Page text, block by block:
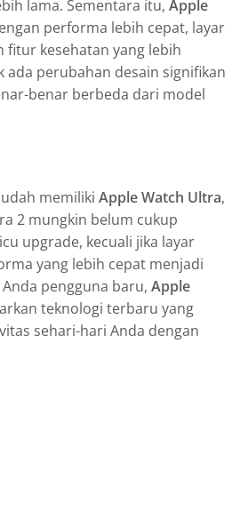
lama. Sementara itu, Apple
performa lebih cepat, layar
fitur kesehatan yang lebih
ada perubahan desain signifikan
benar berbeda dari model
memiliki Apple Watch Ultra,
2 mungkin belum cukup
upgrade, kecuali jika layar
yang lebih cepat menjadi
pengguna baru, Apple
teknologi terbaru yang
sehari-hari Anda dengan